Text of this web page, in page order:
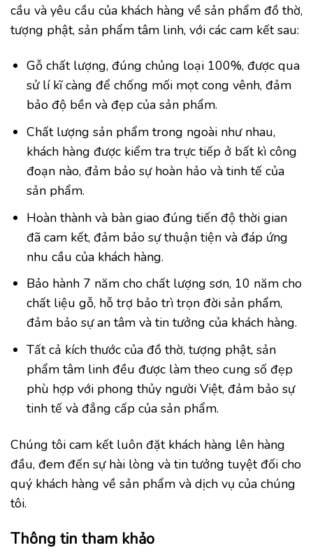
cầu và yêu cầu của khách hàng về sản phẩm đồ thờ,
tượng phật, sản phẩm tâm linh, với các cam kết sau:
Gỗ chất lượng, đúng chủng loại 100%, được qua
sử lí kĩ càng để chống mối mọt cong vênh, đảm
bảo độ bền và đẹp của sản phẩm.
Chất lượng sản phẩm trong ngoài như nhau,
khách hàng được kiểm tra trực tiếp ở bất kì công
đoạn nào, đảm bảo sự hoàn hảo và tinh tế của
sản phẩm.
Hoàn thành và bàn giao đúng tiến độ thời gian
đã cam kết, đảm bảo sự thuận tiện và đáp ứng
nhu cầu của khách hàng.
Bảo hành 7 năm cho chất lượng sơn, 10 năm cho
chất liệu gỗ, hỗ trợ bảo trì trọn đời sản phẩm,
đảm bảo sự an tâm và tin tưởng của khách hàng.
Tất cả kích thước của đồ thờ, tượng phật, sản
phẩm tâm linh đều được làm theo cung số đẹp
phù hợp với phong thủy người Việt, đảm bảo sự
tinh tế và đẳng cấp của sản phẩm.
Chúng tôi cam kết luôn đặt khách hàng lên hàng
đầu, đem đến sự hài lòng và tin tưởng tuyệt đối cho
quý khách hàng về sản phẩm và dịch vụ của chúng
tôi.
Thông tin tham khảo